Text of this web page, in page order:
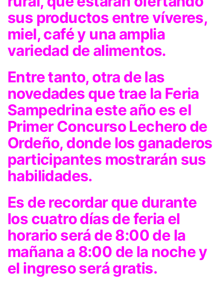
sus productos entre víveres,
miel, café y una amplia
variedad de alimentos.
Entre tanto, otra de las
novedades que trae la Feria
Sampedrina este año es el
Primer Concurso Lechero de
Ordeño, donde los ganaderos
participantes mostrarán sus
habilidades.
Es de recordar que durante
los cuatro días de feria el
horario será de 8:00 de la
mañana a 8:00 de la noche y
el ingreso será gratis.